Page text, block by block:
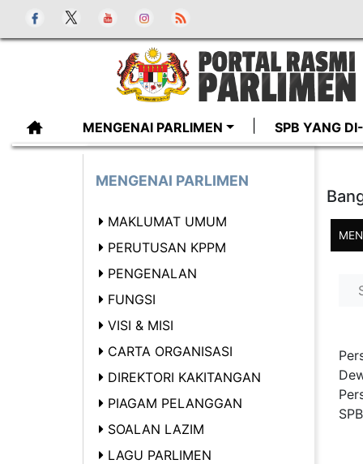
MENGENAI PARLIMEN SPB YANG
MENGENAI PARLIMEN
MAKLUMAT UMUM
PERUTUSAN KPPM
PENGENALAN
FUNGSI
VISI & MISI
CARTA ORGANISASI
DIREKTORI KAKITANGAN
PIAGAM PELANGGAN
SOALAN LAZIM
LAGU PARLIMEN